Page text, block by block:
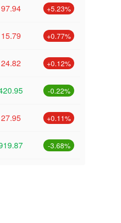
97.94 +5.23%
15.79 +0.77%
24.82 +0.12%
-0.22%
27.95 +0.11%
-3.68%